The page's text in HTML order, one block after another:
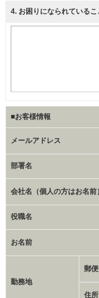
4. お困りになられている
■お客様情報
メールアドレス
部署名
会社名（個人の方はお名前）
役職名
お名前
勤務地
郵
住所